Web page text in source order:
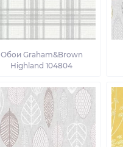
Обои Graham&Brown
Highland 104804